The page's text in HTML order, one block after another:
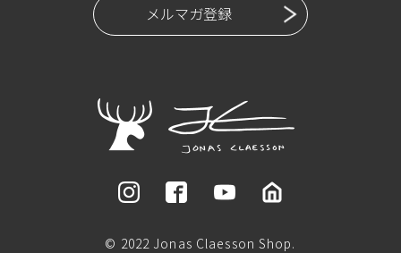
メルマガ登録
© 2022 Jonas Claesson Shop.